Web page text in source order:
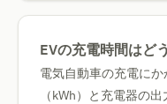
EVの充電時間はど
電気自動車の充電に
（kWh）と充電器の